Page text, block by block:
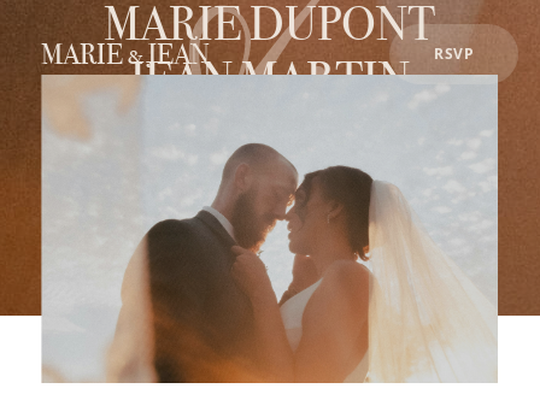
MARIE & JEAN RSVP
MARIE DUPONT
JEAN MARTIN
REJOIGNEZ-NOUS EN
GRÈCE POUR
CÉLÉBRER NOTRE
AMOUR